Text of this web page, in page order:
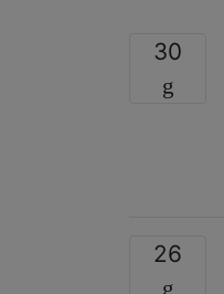
30
26